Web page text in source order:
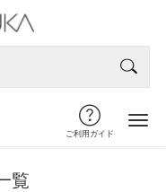
ご利用ガイド
覧